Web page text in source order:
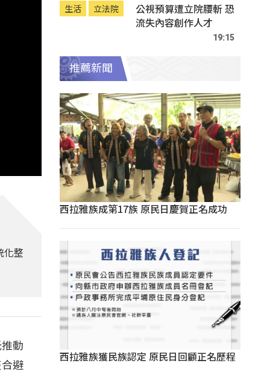
化整
動
避
生活 立法院
公視預算遭立院腰斬 恐
流失內容創作人才
19:15
推薦新聞
西拉雅族成第17族 原民日慶賀正名成功
西拉雅族獲民族認定 原民日回顧正名歷程